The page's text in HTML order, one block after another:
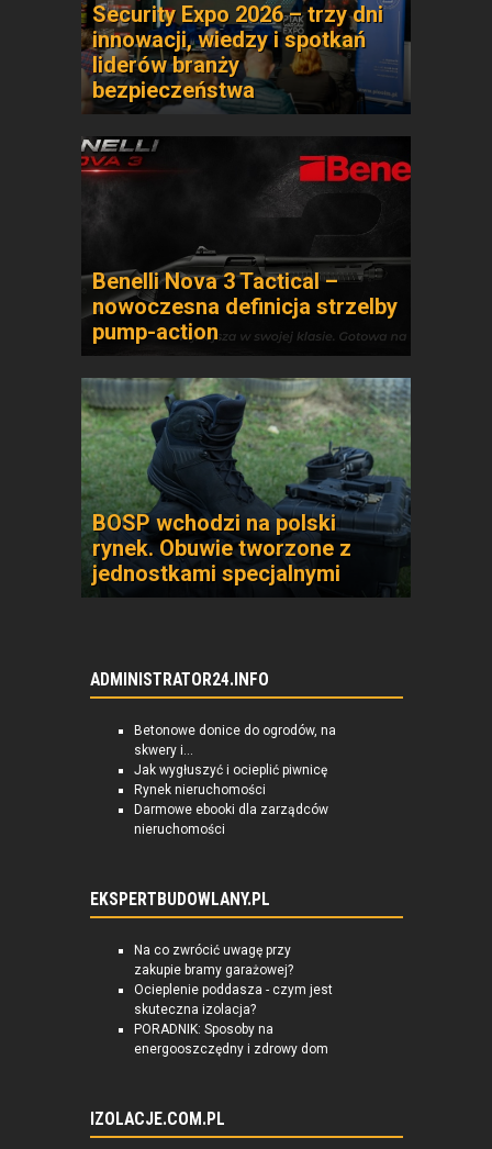
Security Expo 2026 – trzy dni
innowacji, wiedzy i spotkań
liderów branży
bezpieczeństwa
Benelli Nova 3 Tactical –
nowoczesna definicja strzelby
pump-action
BOSP wchodzi na polski
rynek. Obuwie tworzone z
jednostkami specjalnymi
ADMINISTRATOR24.INFO
Betonowe donice do ogrodów, na
skwery i...
Jak wygłuszyć i ocieplić piwnicę
Rynek nieruchomości
Darmowe ebooki dla zarządców
nieruchomości
EKSPERTBUDOWLANY.PL
Na co zwrócić uwagę przy
zakupie bramy garażowej?
Ocieplenie poddasza - czym jest
skuteczna izolacja?
PORADNIK: Sposoby na
energooszczędny i zdrowy dom
IZOLACJE.COM.PL